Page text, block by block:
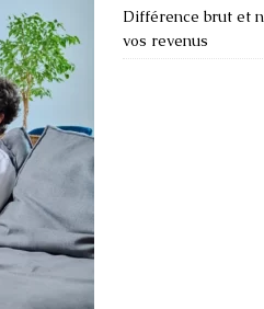
Différence brut et
vos revenus